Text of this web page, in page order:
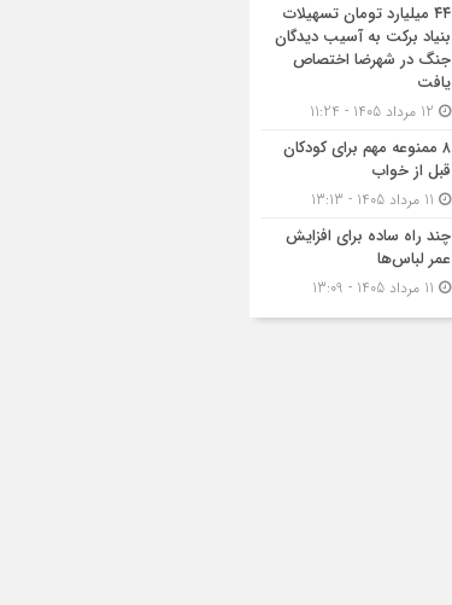
۴۴ میلیارد تومان تسهیلات
بنیاد برکت به آسیب دیدگان
جنگ در شهرضا اختصاص
یافت
۸ ممنوعه مهم برای کودکان
قبل از خواب
چند راه ساده برای افزایش
عمر لباس‌ها